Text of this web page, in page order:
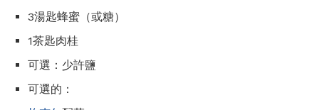
3湯匙蜂蜜（或糖）
1茶匙肉桂
可選：少許鹽
可選的：